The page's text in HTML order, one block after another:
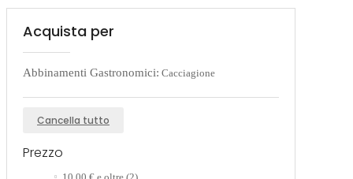
Acquista per
Abbinamenti Gastronomici: Cacciagione
Cancella tutto
Prezzo